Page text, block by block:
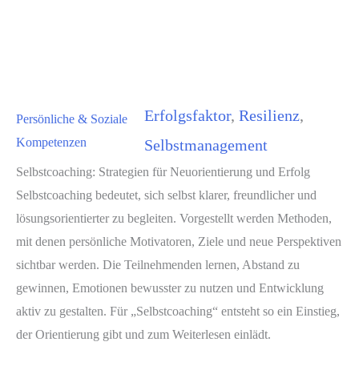
Persönliche & Soziale
Kompetenzen
Erfolgsfaktor, Resilienz
Selbstmanagement
Selbstcoaching: Strategien für Neuorientierung und Erfolg
Selbstcoaching bedeutet, sich selbst klarer, freundlicher und
lösungsorientierter zu begleiten. Vorgestellt werden Methoden,
mit denen persönliche Motivatoren, Ziele und neue Perspektiven
sichtbar werden. Die Teilnehmenden lernen, Abstand zu
gewinnen, Emotionen bewusster zu nutzen und Entwicklung
aktiv zu gestalten. Für „Selbstcoaching“ entsteht so ein Einstieg,
der Orientierung gibt und zum Weiterlesen einlädt.